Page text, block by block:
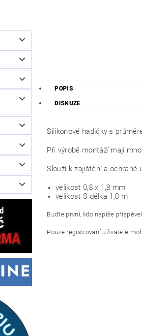
POPIS
DISKUZE
Silikonové hadičky s
Při výrobě montáží mají
Slouží k zajištění a ochraně
velikost 0,8 x 1,8 mm
velikost S délka 1,0 m
Buďte první, kdo napíše
Pouze registrovaní uživatelé